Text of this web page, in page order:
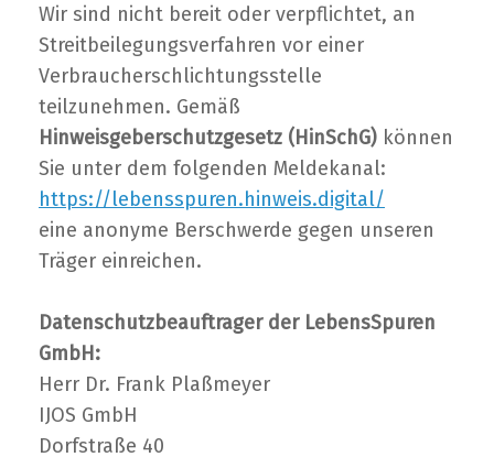
Wir sind nicht bereit oder verpflichtet, an
Streitbeilegungsverfahren vor einer
Verbraucherschlichtungsstelle
teilzunehmen. Gemäß
Hinweisgeberschutzgesetz (HinSchG) können
Sie unter dem folgenden Meldekanal:
https://lebensspuren.hinweis.digital/
eine anonyme Berschwerde gegen unseren
Träger einreichen.
Datenschutzbeauftrager der LebensSpuren
GmbH:
Herr Dr. Frank Plaßmeyer
IJOS GmbH
Dorfstraße 40